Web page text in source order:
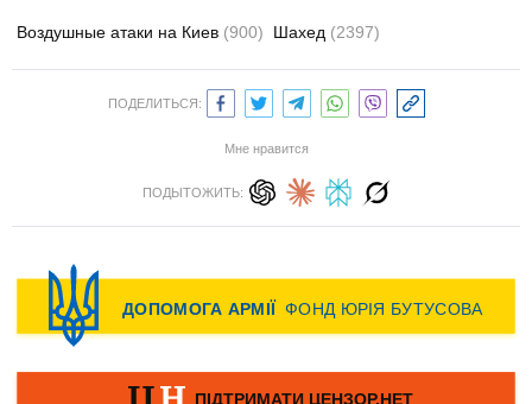
Воздушные атаки на Киев (900) Шахед (2397)
ПОДЕЛИТЬСЯ:
Мне нравится
ПОДЫТОЖИТЬ: